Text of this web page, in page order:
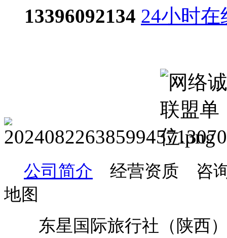
13396092134 24小时在
公司简介 经营资质 咨
地图
东星国际旅行社（陕西）